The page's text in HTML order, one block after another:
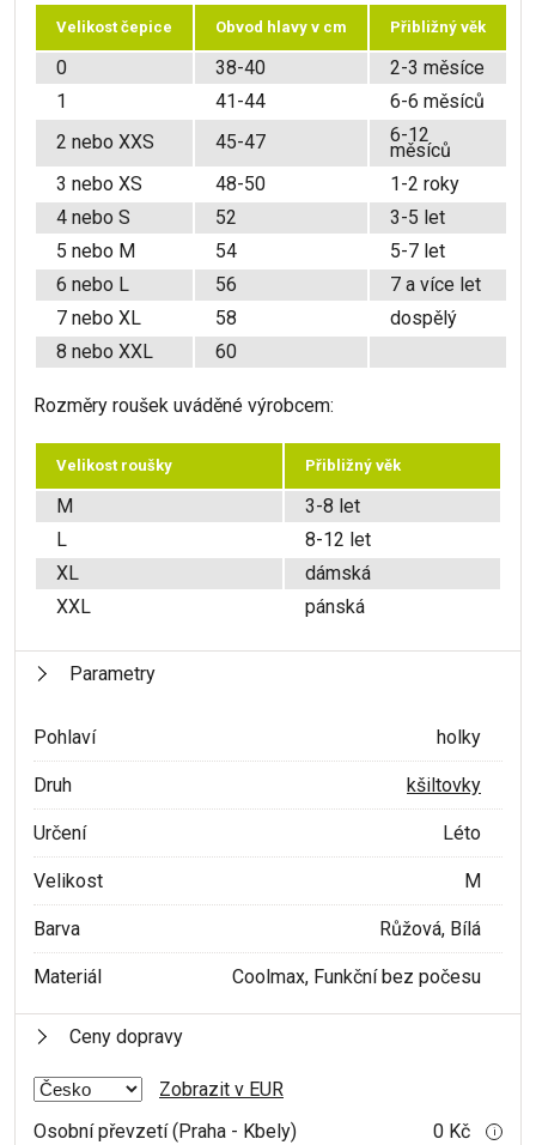
Velikost čepice Obvod hlavy v cm Přibližný věk
0 38-40
2-3 měsíce
1
41-44
6-6 měsíců
2 nebo XXS
45-47 6-12
měsíců
3 nebo XS
48-50
1-2 roky
4 nebo S
52
3-5 let
5 nebo M
54
5-7 let
6 nebo L
56
7 a více let
7 nebo XL
58
dospělý
8 nebo XXL
60
Rozměry roušek uváděné výrobcem:
Velikost roušky Přibližný věk
M
3-8 let
L
8-12 let
XL
dámská
XXL
pánská
Parametry
Pohlaví holky
Druh kšiltovky
Určení Léto
Velikost M
Barva Růžová, Bílá
Materiál Coolmax, Funkční bez počesu
Ceny dopravy
Zobrazit v EUR
Osobní převzetí (Praha - Kbely)
0 Kč i